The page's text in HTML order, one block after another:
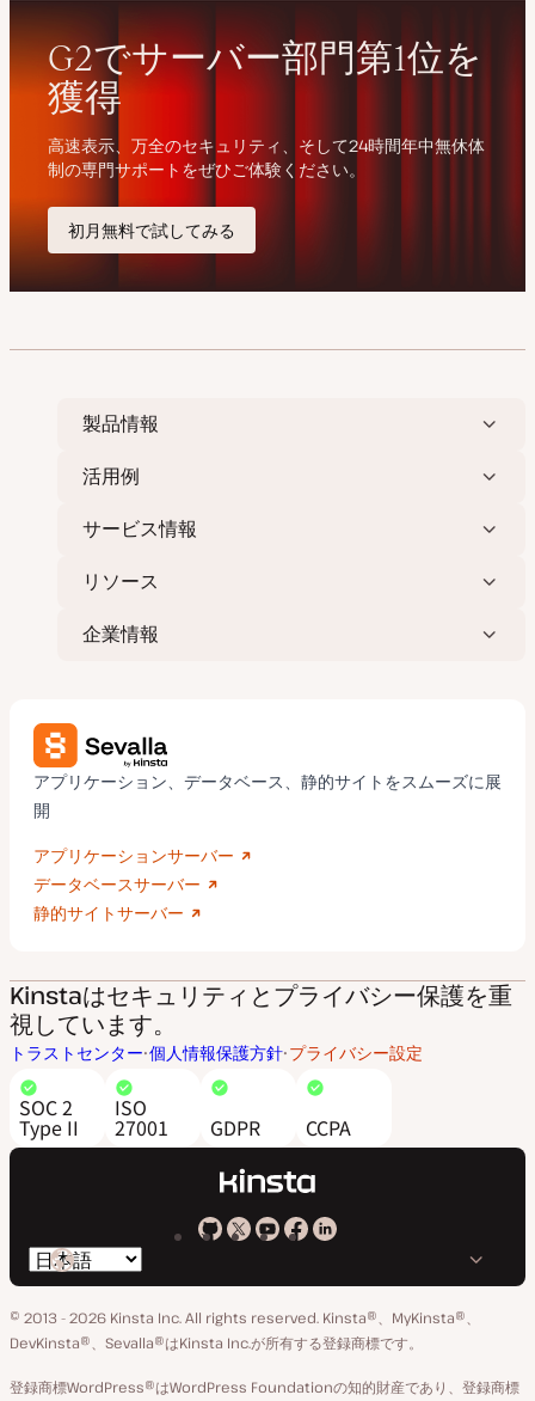
製品情報
活用例
サービス情報
リソース
企業情報
アプリケーション、データベース、静的サイトをスムーズに展
開
アプリケーションサーバー
データベースサーバー
静的サイトサーバー
Kinstaはセキュリティとプライバシー保護を重
視しています。
トラストセンター 個人情報保護方針 プライバシー設定
SOC 2
Type II
ISO
27001 GDPR CCPA
Kinsta
GitHub
Kinsta
X
ア
カ
Kinsta
YouTube
Kinsta
Facebook
Kinsta
LinkedIn
ペ
ー
言
語
の
り
© 2013 - 2026 Kinsta Inc. All rights reserved. Kinsta®、MyKinsta®、
DevKinsta®、Sevalla®はKinsta Inc.が所有する登録商標です。
登録商標WordPress®はWordPress Foundationの知的財産であり、登録商標